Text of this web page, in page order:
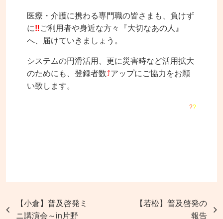
医療・介護に携わる専門職の皆さまも、負けず
に‼ご利用者や身近な方々『大切なあの人』
へ、届けていきましょう。
システムの円滑活用、更に災害時など活用拡大
のためにも、登録者数⤴アップにご協力をお願
い致します。
??
【小倉】普及啓発ミ
ニ講演会～in片野
【若松】普及啓発の
報告